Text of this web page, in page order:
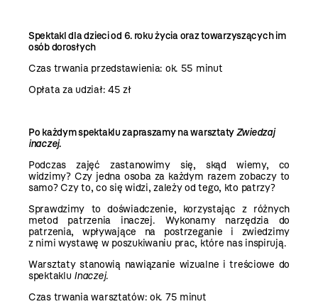
Spektakl dla dzieci od 6. roku życia oraz towarzyszących im
osób dorosłych
Czas trwania przedstawienia: ok. 55 minut
Opłata za udział: 45 zł
Po każdym spektaklu zapraszamy na warsztatyZwiedzaj
inaczej.
Podczas zajęć zastanowimy się, skąd wiemy, co
widzimy? Czy jedna osoba za każdym razem zobaczy to
samo? Czy to, co się widzi, zależy od tego, kto patrzy?
Sprawdzimy to doświadczenie, korzystając z różnych
metod patrzenia inaczej. Wykonamy narzędzia do
patrzenia, wpływające na postrzeganie i zwiedzimy
z nimi wystawę w poszukiwaniu prac, które nas inspirują.
Warsztaty stanowią nawiązanie wizualne i treściowe do
spektaklu Inaczej.
Czas trwania warsztatów: ok. 75 minut